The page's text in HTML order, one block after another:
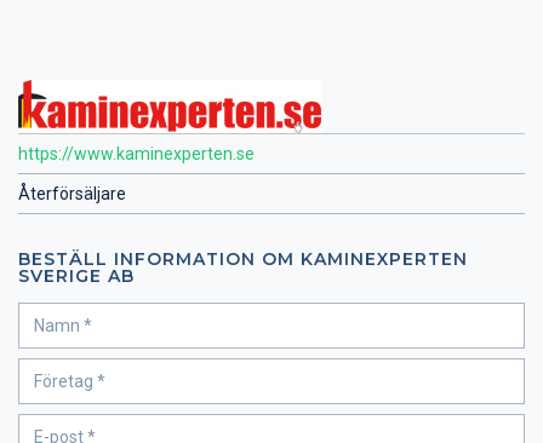
https://www.kaminexperten.se
Återförsäljare
BESTÄLL INFORMATION OM KAMINEXPERTEN
SVERIGE AB